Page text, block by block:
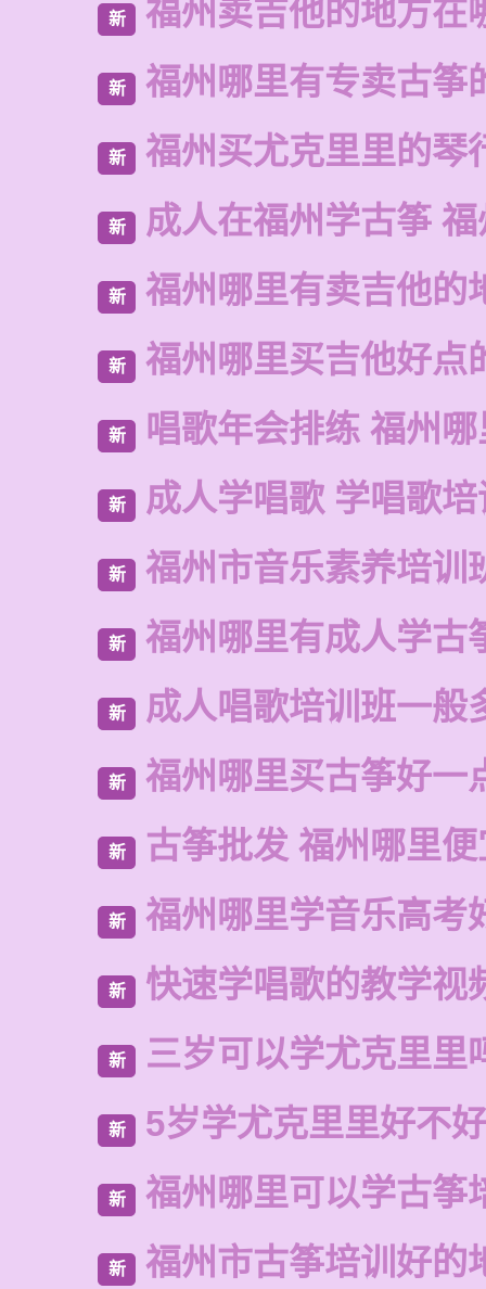
新 福州卖吉他的地方在
新 福州哪里有专卖古筝
新 福州买尤克里里的琴
新 成人在福州学古筝
新 福州哪里有卖吉他的
新 福州哪里买吉他好点
新 唱歌年会排练 福州
新 成人学唱歌 学唱歌培
新 福州市音乐素养培训
新 福州哪里有成人学古
新 成人唱歌培训班一般
新 福州哪里买古筝好一
新 古筝批发 福州哪里
新 福州哪里学音乐高考
新 快速学唱歌的教学视
新 三岁可以学尤克里里
新 5岁学尤克里里好不好
新 福州哪里可以学古筝
新 福州市古筝培训好的